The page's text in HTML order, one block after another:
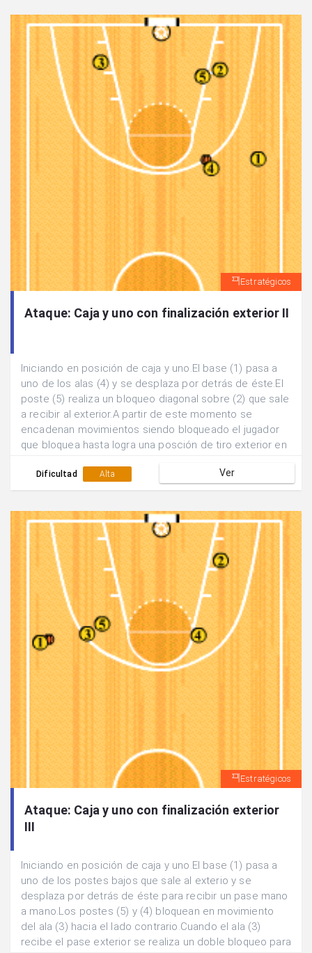
Estratégicos
Ataque: Caja y uno con finalización exterior II
Iniciando en posición de caja y uno.El base (1) pasa a
uno de los alas (4) y se desplaza por detrás de éste.El
poste (5) realiza un bloqueo diagonal sobre (2) que sale
a recibir al exterior.A partir de este momento se
encadenan movimientos siendo bloqueado el jugador
que bloquea hasta logra una posción de tiro exterior en
Dificultad Alta Ver
Estratégicos
Ataque: Caja y uno con finalización exterior
III
Iniciando en posición de caja y uno.El base (1) pasa a
uno de los postes bajos que sale al exterio y se
desplaza por detrás de éste para recibir un pase mano
a mano.Los postes (5) y (4) bloquean en movimiento
del ala (3) hacia el lado contrario.Cuando el ala (3)
recibe el pase exterior se realiza un doble bloqueo para